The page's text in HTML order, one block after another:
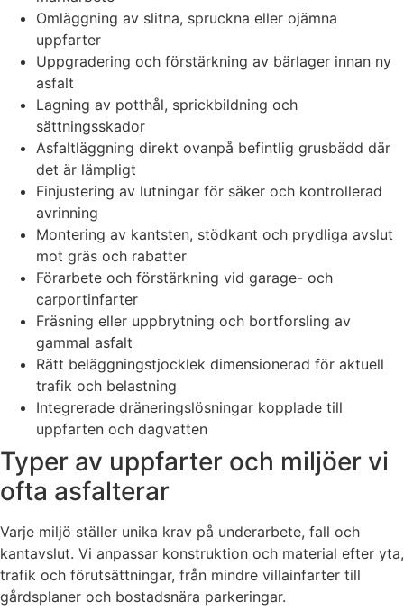
Omläggning av slitna, spruckna eller ojämna
uppfarter
Uppgradering och förstärkning av bärlager innan ny
asfalt
Lagning av potthål, sprickbildning och
sättningsskador
Asfaltläggning direkt ovanpå befintlig grusbädd där
det är lämpligt
Finjustering av lutningar för säker och kontrollerad
avrinning
Montering av kantsten, stödkant och prydliga avslut
mot gräs och rabatter
Förarbete och förstärkning vid garage- och
carportinfarter
Fräsning eller uppbrytning och bortforsling av
gammal asfalt
Rätt beläggningstjocklek dimensionerad för aktuell
trafik och belastning
Integrerade dräneringslösningar kopplade till
uppfarten och dagvatten
Typer av uppfarter och miljöer vi
ofta asfalterar
Varje miljö ställer unika krav på underarbete, fall och
kantavslut. Vi anpassar konstruktion och material efter yta,
trafik och förutsättningar, från mindre villainfarter till
gårdsplaner och bostadsnära parkeringar.